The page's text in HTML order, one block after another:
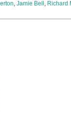
, Jamie Bell , Richard